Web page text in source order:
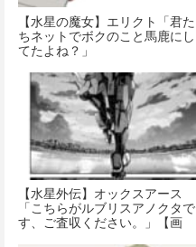
【水星の魔女】エリクト「君た
ちネットでボクのこと馬鹿にし
てたよね？」
【水星外伝】オックスアース
「こちらがルブリスアノクタで
す、ご査収ください。」【画